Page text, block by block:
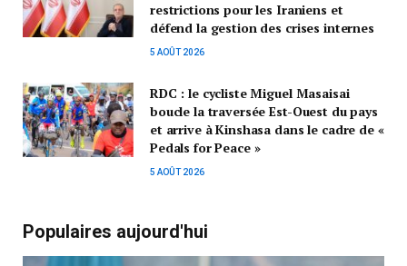
restrictions pour les Iraniens et
défend la gestion des crises internes
5 AOÛT 2026
RDC : le cycliste Miguel Masaisai
boucle la traversée Est-Ouest du pays
et arrive à Kinshasa dans le cadre de «
Pedals for Peace »
5 AOÛT 2026
Populaires aujourd'hui